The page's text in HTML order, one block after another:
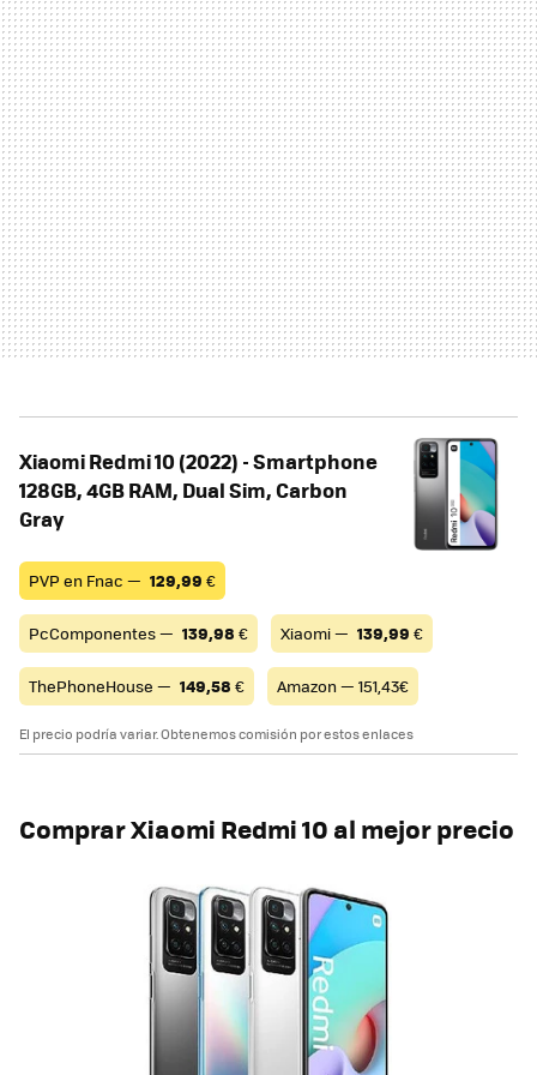
Xiaomi Redmi 10 (2022) - Smartphone
128GB, 4GB RAM, Dual Sim, Carbon
Gray
PVP en Fnac — 129,99 €
PcComponentes — 139,98 € Xiaomi — 139,99 €
ThePhoneHouse — 149,58 € Amazon — 151,43€
El precio podría variar. Obtenemos comisión por estos enlaces
Comprar Xiaomi Redmi 10 al mejor precio